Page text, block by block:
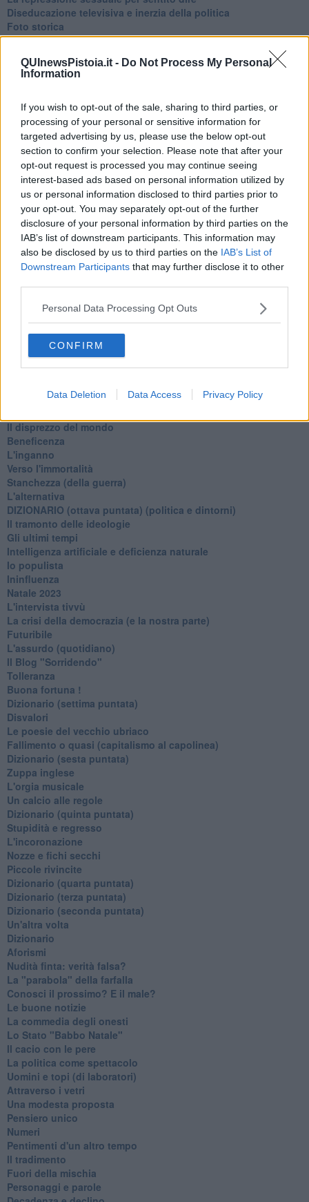
QUInewsPistoia.it - Do Not Process My Personal
Information
If you wish to opt-out of the sale, sharing to third parties, or
processing of your personal or sensitive information for
targeted advertising by us, please use the below opt-out
section to confirm your selection. Please note that after your
opt-out request is processed you may continue seeing
interest-based ads based on personal information utilized by
us or personal information disclosed to third parties prior to
your opt-out. You may separately opt-out of the further
disclosure of your personal information by third parties on the
IAB’s list of downstream participants. This information may
also be disclosed by us to third parties on the IAB’s List of
Downstream Participants that may further disclose it to other
Personal Data Processing Opt Outs
CONFIRM
Data Deletion Data Access Privacy Policy
Diseducazione televisiva e inerzia della politica
Foto storica
Esequie solenni
Teste calde
Non avere e non essere
Da Capodanno a Carnevale
Schizzi di fango
Sor-riso amaro
Fine anno al ristorante
La festa di Capodanno
Natale 2024
Re e regnanti
A noi interessa il dito non la luna
Come rubare allo stato e vivere felici
Una performance
Il compagno
​Io (allo specchio)
Tramonto
Passato, presente, futuro
La virtù del non fare
Il giorno dei saldi
Leggendo l'Eneide
​(In)sicurezza stradale
Il decalogo del politico
Solitudine
Il disprezzo del mondo
Beneficenza
L'inganno
Verso l'immortalità
Stanchezza (della guerra)
L'alternativa
​DIZIONARIO (ottava puntata) (politica e dintorni)
Il tramonto delle ideologie
Gli ultimi tempi
Intelligenza artificiale e deficienza naturale
Io populista
Ininfluenza
Natale 2023
L'intervista tivvù
La crisi della democrazia (e la nostra parte)
Futuribile
L'assurdo (quotidiano)
Il Blog "Sorridendo"
Tolleranza
Buona fortuna !
​Dizionario (settima puntata)
Disvalori
Le poesie del vecchio ubriaco
Fallimento o quasi (capitalismo al capolinea)
Dizionario (sesta puntata)
Zuppa inglese
L'orgia musicale
Un calcio alle regole
Dizionario (quinta puntata)
Stupidità e regresso
L'incoronazione
Nozze e fichi secchi
Piccole rivincite
​Dizionario (quarta puntata)
​Dizionario (terza puntata)
​Dizionario (seconda puntata)
Un'altra volta
Dizionario
Aforismi
Nudità finta: verità falsa?
La "parabola" della farfalla
Conosci il prossimo? E il male?
Le buone notizie
La commedia degli onesti
Lo Stato "Babbo Natale"
Il cacio con le pere
La politica come spettacolo
Uomini e topi (di laboratori)
Attraverso i vetri
Una modesta proposta
Pensiero unico
Numeri
Pentimenti d'un altro tempo
Il tradimento
Fuori della mischia
Personaggi e parole